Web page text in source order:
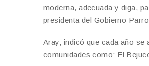
moderna, adecuada y diga,
presidenta del Gobierno
Aray, indicó que cada año
comunidades como: El